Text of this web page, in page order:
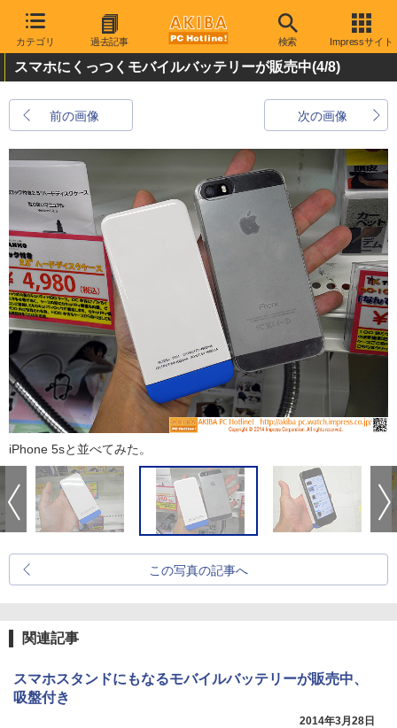
カテゴリ 過去記事 検索 Impressサイト
スマホにくっつくモバイルバッテリーが販売中(4/8)
前の画像 次の画像
iPhone 5sと並べてみた。
この写真の記事へ
関連記事
スマホスタンドにもなるモバイルバッテリーが販売中、
吸盤付き
2014年3月28日